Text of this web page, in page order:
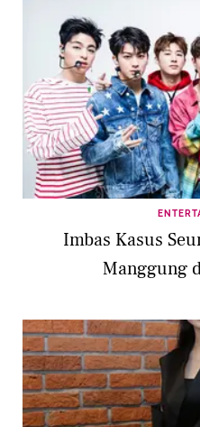
Imbas Kasus
Manggung